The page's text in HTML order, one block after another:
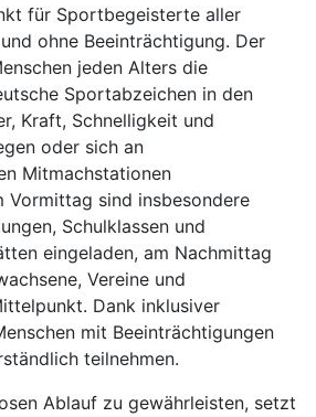
für Sportbegeisterte aller
ohne Beeinträchtigung. Der
jeden Alters die
Sportabzeichen in den
Kraft, Schnelligkeit und
oder sich an
Mitmachstationen
Vormittag sind insbesondere
Schulklassen und
eingeladen, am Nachmittag
Vereine und
Dank inklusiver
mit Beeinträchtigungen
teilnehmen.
Ablauf zu gewährleisten, setzt